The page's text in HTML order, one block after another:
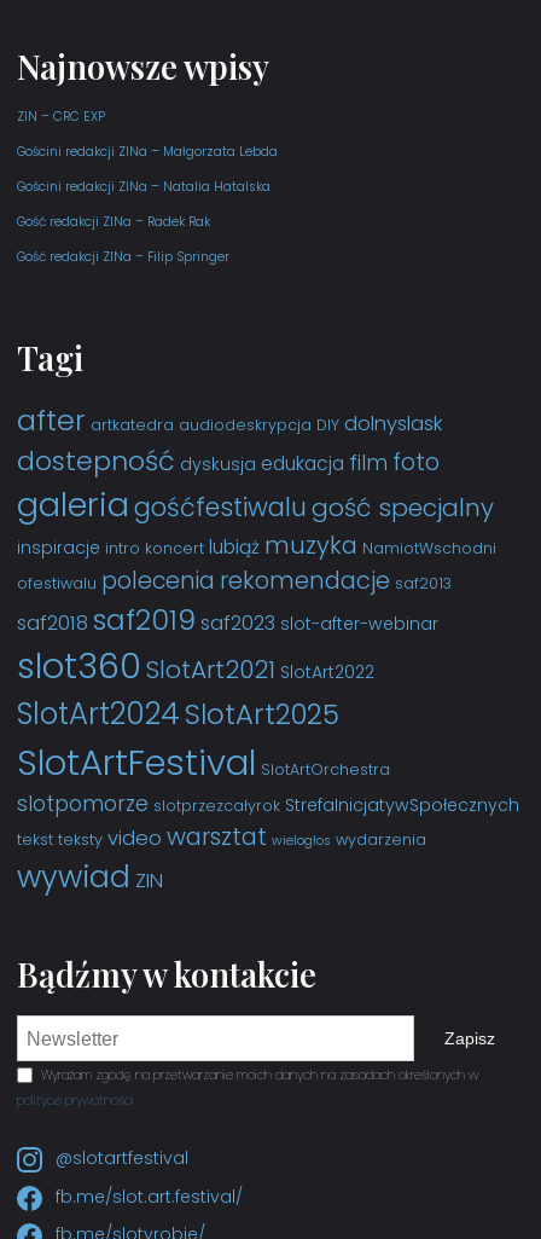
Najnowsze wpisy
ZIN – CRC EXP
Gościni redakcji ZINa – Małgorzata Lebda
Gościni redakcji ZINa – Natalia Hatalska
Gość redakcji ZINa – Radek Rak
Gość redakcji ZINa – Filip Springer
Tagi
after artkatedra audiodeskrypcja DIY dolnyslask
dostepność dyskusja edukacja film foto
galeria gośćfestiwalugość specjalny
inspiracje intro koncert lubiąż muzyka NamiotWschodni
ofestiwalu polecenia rekomendacje saf2013
saf2018 saf2019 saf2023 slot-after-webinar
slot360 SlotArt2021 SlotArt2022
SlotArt2024SlotArt2025
SlotArtFestival SlotArtOrchestra
slotpomorze slotprzezcałyrok StrefaInicjatywSpołecznych
tekst teksty video warsztat wielogłos wydarzenia
wywiad ZIN
Bądźmy w kontakcie
Newsletter e-mail
Wyrażam zgodę na przetwarzanie moich danych na zasadach określonych w
polityce prywatności
@slotartfestival
fb.me/slot.art.festival/